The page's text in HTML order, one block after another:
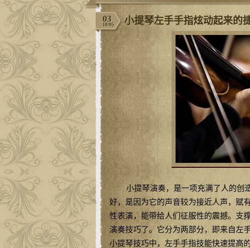
小提琴左手手指炫动起来的
小提琴演奏，是一项充满了人的创
好，是因为它的声音较为接近人声，赋
性表演，能带给人们征服性的震撼。支
演奏技巧了。它分为两部分，即来自左
小提琴技巧中，左手手指技能快速提高
03
18/05